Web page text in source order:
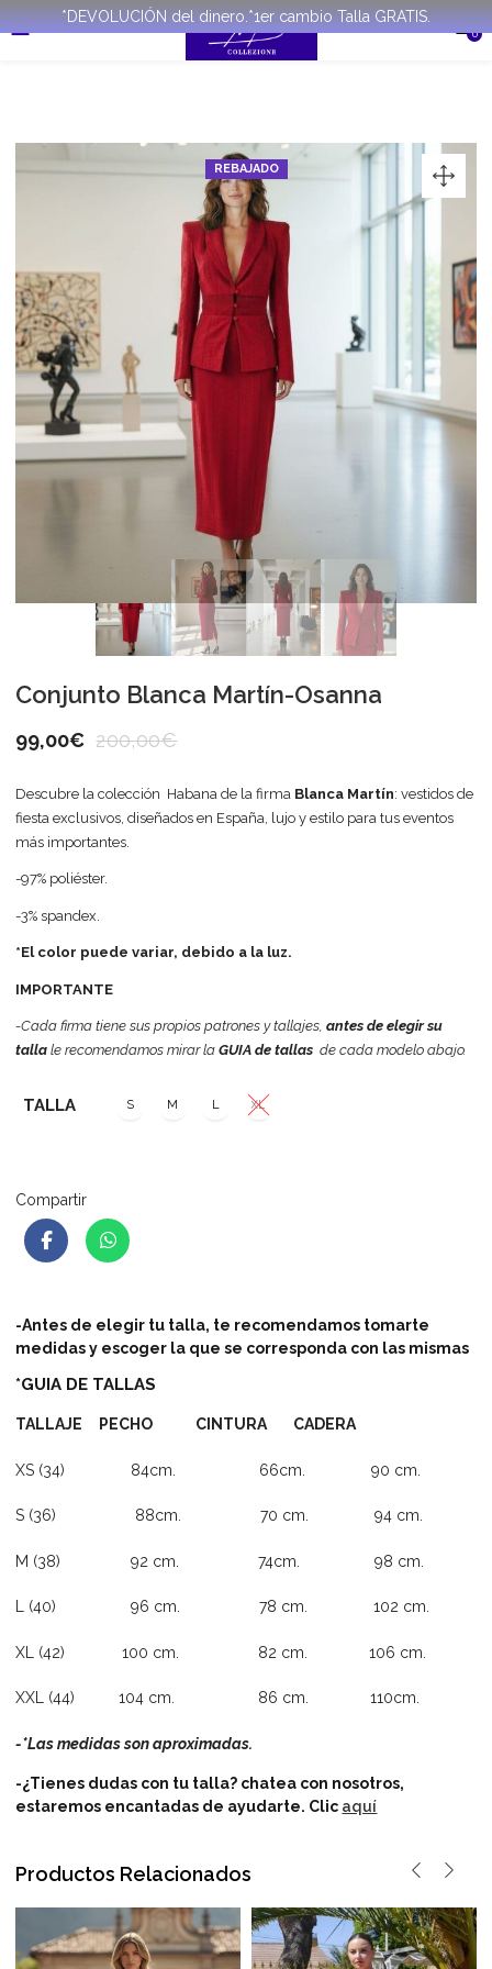
*DEVOLUCIÓN del dinero.*1er cambio Talla GRATIS.
0
REBAJADO
Conjunto Blanca Martín-Osanna
99,00€ 200,00€
Descubre la colección Habana de la firma Blanca Martín: vestidos de
fiesta exclusivos, diseñados en España, lujo y estilo para tus eventos
más importantes.
-97% poliéster.
-3% spandex.
*El color puede variar, debido a la luz.
IMPORTANTE
-Cada firma tiene sus propios patrones y tallajes,antes de elegir su
talla le recomendamos mirar laGUIA de tallas de cada modelo abajo.
TALLA S M L XL
Compartir
-Antes de elegir tu talla, te recomendamos tomarte
medidas y escoger la que se corresponda con las mismas
*GUIA DE TALLAS
TALLAJE PECHO CINTURA CADERA
XS (34) 84cm. 66cm. 90 cm.
S (36) 88cm. 70 cm. 94 cm.
M (38) 92 cm. 74cm. 98 cm.
L (40) 96 cm. 78 cm. 102 cm.
XL (42) 100 cm. 82 cm. 106 cm.
XXL (44) 104 cm. 86 cm. 110cm.
-*Las medidas son aproximadas.
-¿Tienes dudas con tu talla? chatea con nosotros,
estaremos encantadas de ayudarte. Clic aquí
Productos Relacionados